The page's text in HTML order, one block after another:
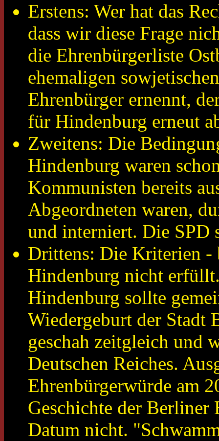
Erstens: Wer hat das
dass wir diese Frage
die Ehrenbürgerliste
ehemaligen
Ehrenbürger ernennt,
für Hindenburg erneut
Zweitens: Die
Hindenburg waren
Kommunisten bereits
Abgeordneten waren,
und interniert. Die SPD
Drittens: Die Kriterien -
Hindenburg nicht
Hindenburg sollte
Wiedergeburt der Stadt
geschah zeitgleich und
Deutschen Reiches.
Ehrenbürgerwürde am
Geschichte der
Datum nicht.